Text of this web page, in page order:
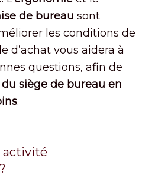
de bureau sont
les conditions de
d’achat vous aidera à
questions, afin de
siège de bureau en
.
activité